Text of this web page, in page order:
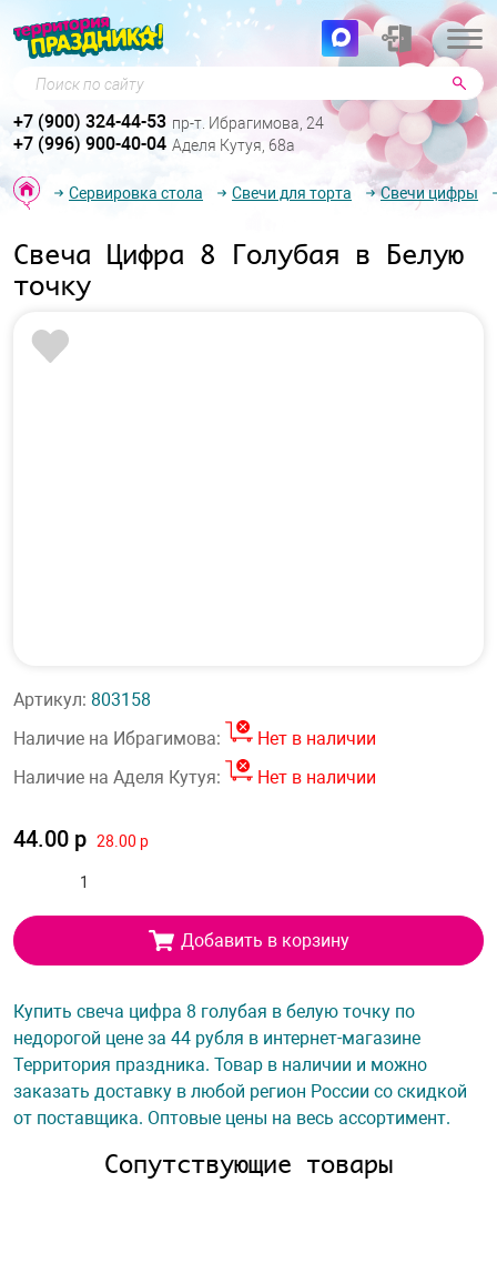
Поиск по сайту
+7 (900) 324-44-53 пр-т. Ибрагимова, 24
+7 (996) 900-40-04 Аделя Кутуя, 68а
Сервировка стола Свечи для торта Свечи цифры
Свеча Цифра 8 Голубая в Белую
точку
Артикул: 803158
Наличие на Ибрагимова:
Нет в наличии
Наличие на Аделя Кутуя:
Нет в наличии
44.00 р 28.00 р
Добавить в корзину
Купить свеча цифра 8 голубая в белую точку по
недорогой цене за 44 рубля в интернет-магазине
Территория праздника. Товар в наличии и можно
заказать доставку в любой регион России со скидкой
от поставщика. Оптовые цены на весь ассортимент.
Сопутствующие товары